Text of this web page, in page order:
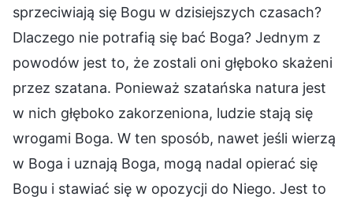
sprzeciwiają się Bogu w dzisiejszych czasach?
Dlaczego nie potrafią się bać Boga? Jednym z
powodów jest to, że zostali oni głęboko skażeni
przez szatana. Ponieważ szatańska natura jest
w nich głęboko zakorzeniona, ludzie stają się
wrogami Boga. W ten sposób, nawet jeśli wierzą
w Boga i uznają Boga, mogą nadal opierać się
Bogu i stawiać się w opozycji do Niego. Jest to